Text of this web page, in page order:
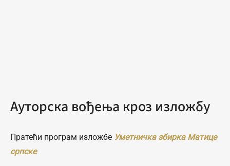
Ауторска вођења кроз изложбу
Пратећи програм изложбе Уметничка збирка Матице
српске